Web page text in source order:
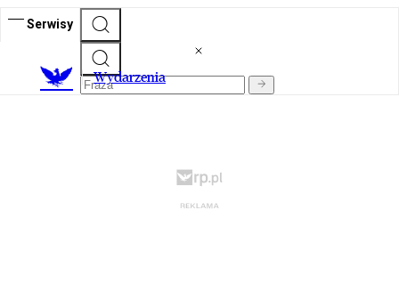
Serwisy
Wydarzenia